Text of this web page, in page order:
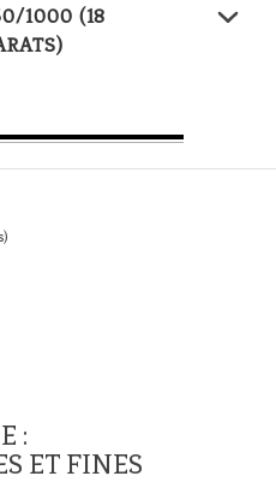
1000 (18
:
ET FINES